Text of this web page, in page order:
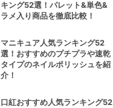
キング52選！パレット&単色&
ラメ入り商品を徹底比較！
マニキュア人気ランキング52
選！おすすめのプチプラや速乾
タイプのネイルポリッシュを紹
介！
口紅おすすめ人気ランキング52